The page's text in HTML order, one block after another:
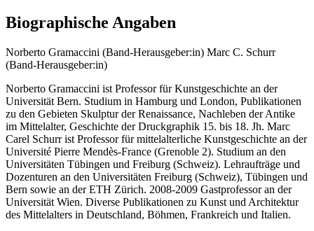
Biographische Angaben
Norberto Gramaccini (Band-Herausgeber:in) Marc C. Schurr
(Band-Herausgeber:in)
Norberto Gramaccini ist Professor für Kunstgeschichte an der
Universität Bern. Studium in Hamburg und London, Publikationen
zu den Gebieten Skulptur der Renaissance, Nachleben der Antike
im Mittelalter, Geschichte der Druckgraphik 15. bis 18. Jh. Marc
Carel Schurr ist Professor für mittelalterliche Kunstgeschichte an der
Université Pierre Mendès-France (Grenoble 2). Studium an den
Universitäten Tübingen und Freiburg (Schweiz). Lehraufträge und
Dozenturen an den Universitäten Freiburg (Schweiz), Tübingen und
Bern sowie an der ETH Zürich. 2008-2009 Gastprofessor an der
Universität Wien. Diverse Publikationen zu Kunst und Architektur
des Mittelalters in Deutschland, Böhmen, Frankreich und Italien.